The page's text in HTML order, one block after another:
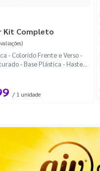
Kit Completo
- Colorido Frente e Verso -
- Base Plástica - Haste
/ 1 unidade